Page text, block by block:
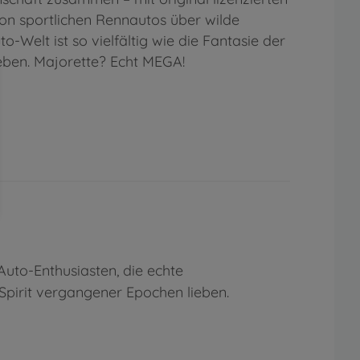
sportlichen Rennautos über wilde
Welt ist so vielfältig wie die Fantasie der
Majorette? Echt MEGA!
vergangener Epochen lieben.